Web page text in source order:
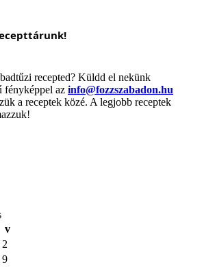
recepted? Küldd el nekünk
fényképpel az info@fozzszabadon.hu
a receptek közé. A legjobb receptek
v
2
9